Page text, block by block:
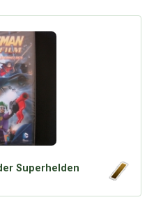
Superhelden